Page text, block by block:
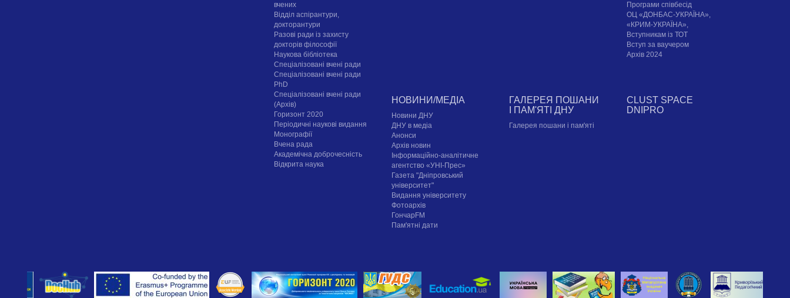
вчених
Відділ аспірантури,
докторантури
Разові ради із захисту
докторів філософії
Наукова бібліотека
Спеціалізовані вчені ради
Спеціалізовані вчені ради
PhD
Спеціалізовані вчені ради
(Архів)
Горизонт 2020
Періодичні наукові видання
Монографії
Вчена рада
Академічна доброчесність
Відкрита наука
Програми співбесід
ОЦ «ДОНБАС-УКРАЇНА»,
«КРИМ-УКРАЇНА»,
Вступникам із ТОТ
Вступ за ваучером
Архів 2024
НОВИНИ/МЕДІА
Новини ДНУ
ДНУ в медіа
Анонси
Архів новин
Інформаційно-аналітичне
агентство «УНІ-Прес»
Газета "Дніпровський
університет"
Видання університету
Фотоархів
ГончарFM
Пам'ятні дати
ГАЛЕРЕЯ ПОШАНИ
І ПАМ'ЯТІ ДНУ
Галерея пошани і пам'яті
CLUST SPACE
DNIPRO